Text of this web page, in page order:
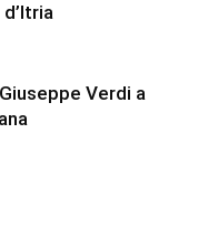
Verdi a